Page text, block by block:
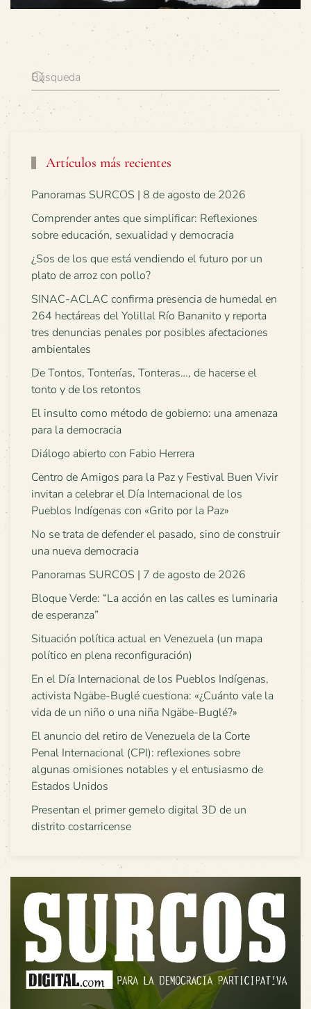
Artículos más recientes
Panoramas SURCOS | 8 de agosto de 2026
Comprender antes que simplificar: Reflexiones
sobre educación, sexualidad y democracia
¿Sos de los que está vendiendo el futuro por un
plato de arroz con pollo?
SINAC-ACLAC confirma presencia de humedal en
264 hectáreas del Yolillal Río Bananito y reporta
tres denuncias penales por posibles afectaciones
ambientales
De Tontos, Tonterías, Tonteras…, de hacerse el
tonto y de los retontos
El insulto como método de gobierno: una amenaza
para la democracia
Diálogo abierto con Fabio Herrera
Centro de Amigos para la Paz y Festival Buen Vivir
invitan a celebrar el Día Internacional de los
Pueblos Indígenas con «Grito por la Paz»
No se trata de defender el pasado, sino de construir
una nueva democracia
Panoramas SURCOS | 7 de agosto de 2026
Bloque Verde: “La acción en las calles es luminaria
de esperanza”
Situación política actual en Venezuela (un mapa
político en plena reconfiguración)
En el Día Internacional de los Pueblos Indígenas,
activista Ngäbe-Buglé cuestiona: «¿Cuánto vale la
vida de un niño o una niña Ngäbe-Buglé?»
El anuncio del retiro de Venezuela de la Corte
Penal Internacional (CPI): reflexiones sobre
algunas omisiones notables y el entusiasmo de
Estados Unidos
Presentan el primer gemelo digital 3D de un
distrito costarricense